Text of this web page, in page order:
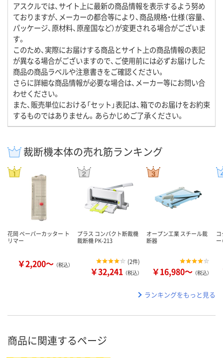
アスクルでは、サイト上に最新の商品情報を表示するよう努め
ておりますが、メーカーの都合等により、商品規格・仕様（容量、
パッケージ、原材料、原産国など）が変更される場合がございま
す。
このため、実際にお届けする商品とサイト上の商品情報の表記
が異なる場合がございますので、ご使用前には必ずお届けした
商品の商品ラベルや注意書きをご確認ください。
さらに詳細な商品情報が必要な場合は、メーカー等にお問い合
わせください。
また、販売単位における「セット」表記は、箱でのお届けをお約束
するものではありません。あらかじめご了承ください。
裁断機本体の売れ筋ランキング
花岡 ペーパーカッター ト
リマー
￥2,200～ （税込）
プラス コンパクト断裁機
裁断機 PK-213
(2件)
￥32,241 （税込）
オープン工業 スチール裁
断器
￥16,980～ （税込）
ー
ランキングをもっと見る
商品に関連するページ